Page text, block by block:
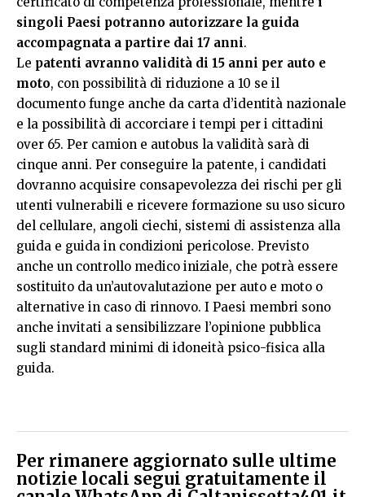
singoli Paesi potranno autorizzare la guida
accompagnata a partire dai 17 anni.
Le patenti avranno validità di 15 anni per auto e
moto, con possibilità di riduzione a 10 se il
documento funge anche da carta d’identità nazionale
e la possibilità di accorciare i tempi per i cittadini
over 65. Per camion e autobus la validità sarà di
cinque anni. Per conseguire la patente, i candidati
dovranno acquisire consapevolezza dei rischi per gli
utenti vulnerabili e ricevere formazione su uso sicuro
del cellulare, angoli ciechi, sistemi di assistenza alla
guida e guida in condizioni pericolose. Previsto
anche un controllo medico iniziale, che potrà essere
sostituito da un’autovalutazione per auto e moto o
alternative in caso di rinnovo. I Paesi membri sono
anche invitati a sensibilizzare l’opinione pubblica
sugli standard minimi di idoneità psico-fisica alla
guida.
Per rimanere aggiornato sulle ultime
notizie locali segui gratuitamente il